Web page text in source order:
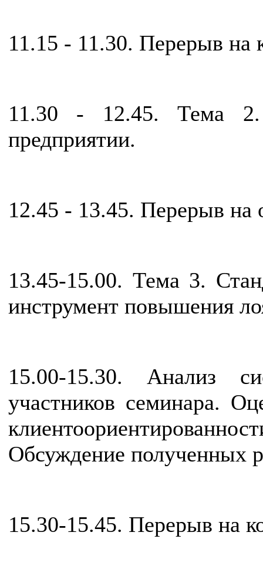
11.15 - 11.30. Перерыв на
11.30 - 12.45. Тема 2.
предприятии.
12.45 - 13.45. Перерыв на
13.45-15.00. Тема 3.
инструмент повышения
15.00-15.30. Анализ
участников семинара.
Обсуждение полученных
15.30-15.45. Перерыв на